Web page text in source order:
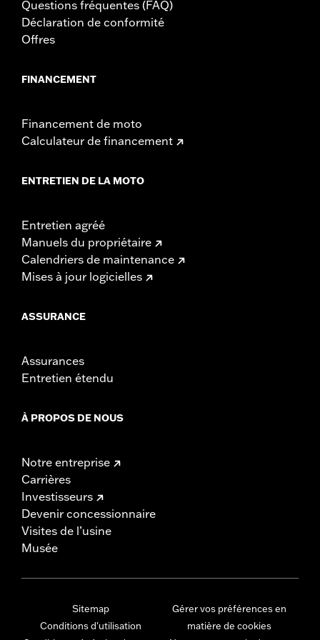
Questions fréquentes (FAQ)
Déclaration de conformité
Offres
FINANCEMENT
Financement de moto
Calculateur de financement
ENTRETIEN DE LA MOTO
Entretien agréé
Manuels du propriétaire
Calendriers de maintenance
Mises à jour logicielles
ASSURANCE
Assurances
Entretien étendu
À PROPOS DE NOUS
Notre entreprise
Carrières
Investisseurs
Devenir concessionnaire
Visites de l’usine
Musée
Sitemap
Conditions d'utilisation
Gérer vos préférences en
matière de cookies